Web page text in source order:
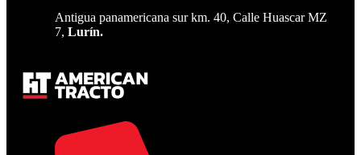
Antigua panamericana sur km. 40, Calle Huascar MZ
7, Lurín.